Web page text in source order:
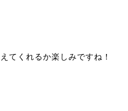
てくれるか楽しみですね！